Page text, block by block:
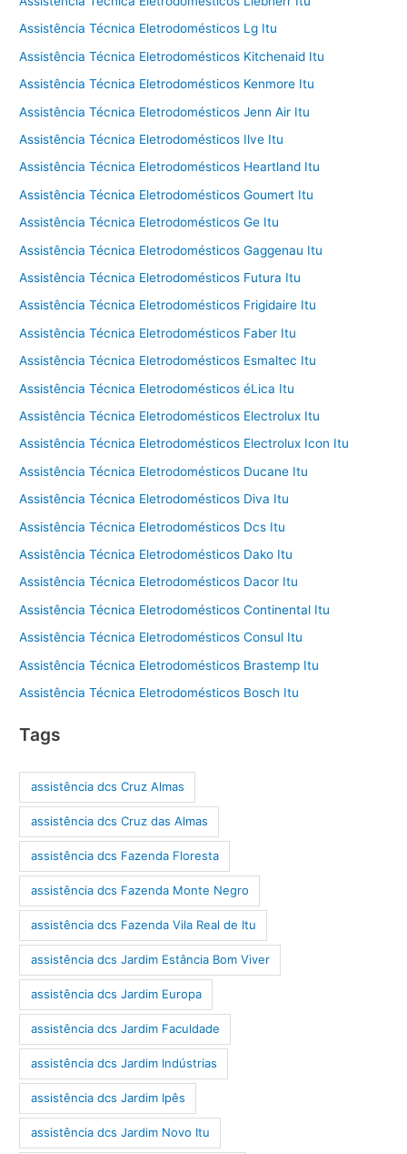
Assistência Técnica Eletrodomésticos Lg Itu
Assistência Técnica Eletrodomésticos Kitchenaid Itu
Assistência Técnica Eletrodomésticos Kenmore Itu
Assistência Técnica Eletrodomésticos Jenn Air Itu
Assistência Técnica Eletrodomésticos Ilve Itu
Assistência Técnica Eletrodomésticos Heartland Itu
Assistência Técnica Eletrodomésticos Goumert Itu
Assistência Técnica Eletrodomésticos Ge Itu
Assistência Técnica Eletrodomésticos Gaggenau Itu
Assistência Técnica Eletrodomésticos Futura Itu
Assistência Técnica Eletrodomésticos Frigidaire Itu
Assistência Técnica Eletrodomésticos Faber Itu
Assistência Técnica Eletrodomésticos Esmaltec Itu
Assistência Técnica Eletrodomésticos éLica Itu
Assistência Técnica Eletrodomésticos Electrolux Itu
Assistência Técnica Eletrodomésticos Electrolux Icon Itu
Assistência Técnica Eletrodomésticos Ducane Itu
Assistência Técnica Eletrodomésticos Diva Itu
Assistência Técnica Eletrodomésticos Dcs Itu
Assistência Técnica Eletrodomésticos Dako Itu
Assistência Técnica Eletrodomésticos Dacor Itu
Assistência Técnica Eletrodomésticos Continental Itu
Assistência Técnica Eletrodomésticos Consul Itu
Assistência Técnica Eletrodomésticos Brastemp Itu
Assistência Técnica Eletrodomésticos Bosch Itu
Tags
assistência dcs Cruz Almas
assistência dcs Cruz das Almas
assistência dcs Fazenda Floresta
assistência dcs Fazenda Monte Negro
assistência dcs Fazenda Vila Real de Itu
assistência dcs Jardim Estância Bom Viver
assistência dcs Jardim Europa
assistência dcs Jardim Faculdade
assistência dcs Jardim Indústrias
assistência dcs Jardim Ipês
assistência dcs Jardim Novo Itu